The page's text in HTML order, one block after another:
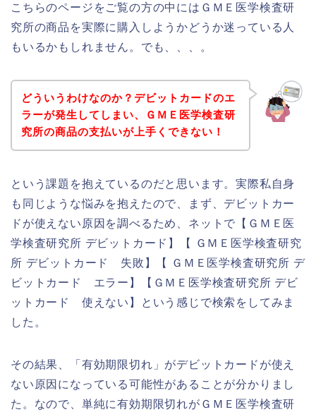
こちらのページをご覧の方の中にはＧＭＥ医学検査研
究所の商品を実際に購入しようかどうか迷っている人
もいるかもしれません。でも、、、。
どういうわけなのか？デビットカードのエ
ラーが発生してしまい、ＧＭＥ医学検査研
究所の商品の支払いが上手くできない！
という課題を抱えているのだと思います。実際私自身
も同じような悩みを抱えたので、まず、デビットカー
ドが使えない原因を調べるため、ネットで【ＧＭＥ医
学検査研究所 デビットカード】【 ＧＭＥ医学検査研究
所 デビットカード 失敗】【 ＧＭＥ医学検査研究所 デ
ビットカード エラー】【ＧＭＥ医学検査研究所 デビ
ットカード 使えない】という感じで検索をしてみま
した。
その結果、「有効期限切れ」がデビットカードが使え
ない原因になっている可能性があることが分かりまし
た。なので、単純に有効期限切れがＧＭＥ医学検査研